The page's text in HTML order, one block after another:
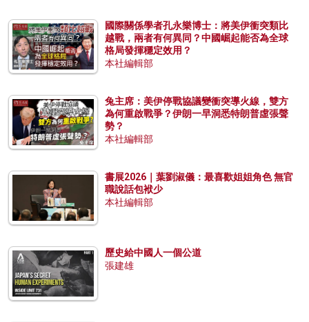
國際關係學者孔永樂博士：將美伊衝突類比
越戰，兩者有何異同？中國崛起能否為全球
格局發揮穩定效用？
本社編輯部
兔主席：美伊停戰協議變衝突導火線，雙方
為何重啟戰爭？伊朗一早洞悉特朗普虛張聲
勢？
本社編輯部
書展2026｜葉劉淑儀：最喜歡姐姐角色 無官
職說話包袱少
本社編輯部
歷史給中國人一個公道
張建雄